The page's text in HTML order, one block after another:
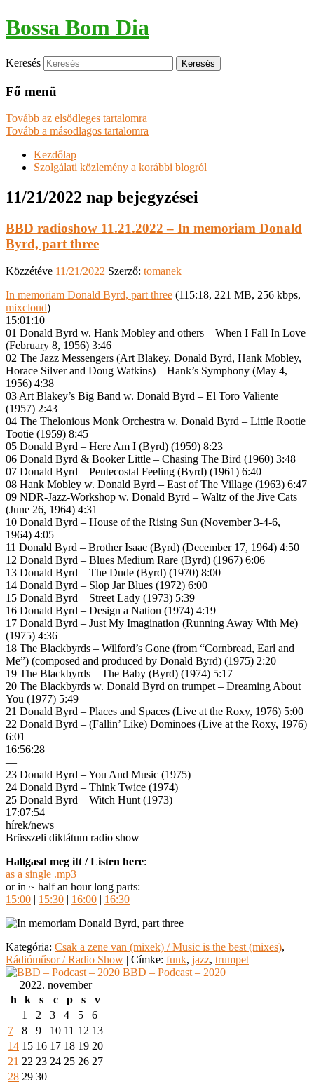
Bossa Bom Dia
Keresés
Fő menü
Tovább az elsődleges tartalomra
Tovább a másodlagos tartalomra
Kezdőlap
Szolgálati közlemény a korábbi blogról
11/21/2022 nap bejegyzései
BBD radioshow 11.21.2022 – In memoriam Donald
Byrd, part three
Közzétéve 11/21/2022 Szerző: tomanek
In memoriam Donald Byrd, part three (115:18, 221 MB, 256 kbps,
mixcloud)
15:01:10
01 Donald Byrd w. Hank Mobley and others – When I Fall In Love
(February 8, 1956) 3:46
02 The Jazz Messengers (Art Blakey, Donald Byrd, Hank Mobley,
Horace Silver and Doug Watkins) – Hank’s Symphony (May 4,
1956) 4:38
03 Art Blakey’s Big Band w. Donald Byrd – El Toro Valiente
(1957) 2:43
04 The Thelonious Monk Orchestra w. Donald Byrd – Little Rootie
Tootie (1959) 8:45
05 Donald Byrd – Here Am I (Byrd) (1959) 8:23
06 Donald Byrd & Booker Little – Chasing The Bird (1960) 3:48
07 Donald Byrd – Pentecostal Feeling (Byrd) (1961) 6:40
08 Hank Mobley w. Donald Byrd – East of The Village (1963) 6:47
09 NDR-Jazz-Workshop w. Donald Byrd – Waltz of the Jive Cats
(June 26, 1964) 4:31
10 Donald Byrd – House of the Rising Sun (November 3-4-6,
1964) 4:05
11 Donald Byrd – Brother Isaac (Byrd) (December 17, 1964) 4:50
12 Donald Byrd – Blues Medium Rare (Byrd) (1967) 6:06
13 Donald Byrd – The Dude (Byrd) (1970) 8:00
14 Donald Byrd – Slop Jar Blues (1972) 6:00
15 Donald Byrd – Street Lady (1973) 5:39
16 Donald Byrd – Design a Nation (1974) 4:19
17 Donald Byrd – Just My Imagination (Running Away With Me)
(1975) 4:36
18 The Blackbyrds – Wilford’s Gone (from “Cornbread, Earl and
Me”) (composed and produced by Donald Byrd) (1975) 2:20
19 The Blackbyrds – The Baby (Byrd) (1974) 5:17
20 The Blackbyrds w. Donald Byrd on trumpet – Dreaming About
You (1977) 5:49
21 Donald Byrd – Places and Spaces (Live at the Roxy, 1976) 5:00
22 Donald Byrd – (Fallin’ Like) Dominoes (Live at the Roxy, 1976)
6:01
16:56:28
—
23 Donald Byrd – You And Music (1975)
24 Donald Byrd – Think Twice (1974)
25 Donald Byrd – Witch Hunt (1973)
17:07:54
hírek/news
Brüsszeli diktátum radio show
Hallgasd meg itt / Listen here:
as a single .mp3
or in ~ half an hour long parts:
15:00 | 15:30 | 16:00 | 16:30
Kategória: Csak a zene van (mixek) / Music is the best (mixes),
Rádióműsor / Radio Show | Címke: funk, jazz, trumpet
BBD – Podcast – 2020
2022. november
h
k s c p s
v
1
2 3 4 5
6
7
8 9 10 11 12 13
14 15 16 17 18 19 20
21 22 23 24 25 26 27
28 29 30